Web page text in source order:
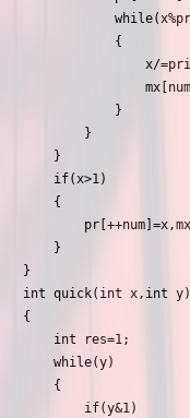
}
int quick(int x,int y)
{